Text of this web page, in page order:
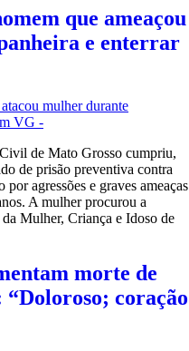
que ameaçou
e enterrar
de Mato Grosso cumpriu,
de prisão preventiva contra
agressões e graves ameaças
A mulher procurou a
Mulher, Criança e Idoso de
morte de
coração